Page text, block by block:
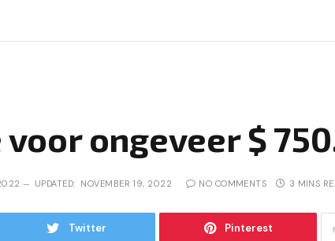
voor ongeveer $
UPDATED: NOVEMBER 19, 2022 NO COMMENTS 3 MINS
Twitter Pinterest